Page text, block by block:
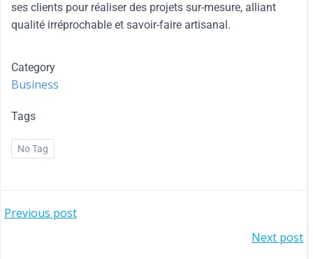
ses clients pour réaliser des projets sur-mesure, alliant
qualité irréprochable et savoir-faire artisanal.
Category
Business
Tags
No Tag
Previous post
Next post